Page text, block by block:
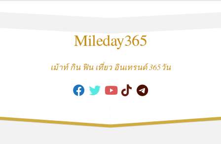
Mileday365
เม้าท์ กิน ฟิน เที่ยว อินเทรนด์ 365วัน